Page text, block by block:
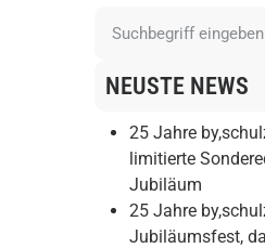
NEUSTE NEWS
25 Jahre
limitierte
Jubiläum
25 Jahre
Jubiläumsfest,